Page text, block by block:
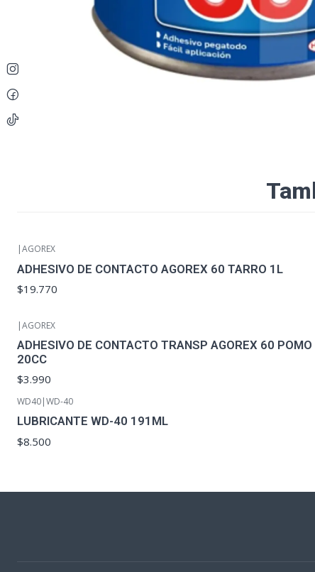
|AGOREX
ADHESIVO DE CONTACTO AGOREX 60 TARRO 1L
$19.770
|AGOREX
ADHESIVO DE CONTACTO TRANSP AGOREX 60 POMO
20CC
$3.990
WD40|WD-40
LUBRICANTE WD-40 191ML
$8.500